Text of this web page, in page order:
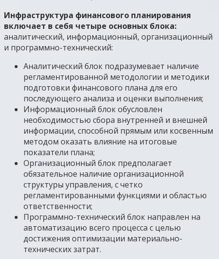
Инфраструктура финансового планирования
включает в себя четыре основных блока:
аналитический, информационный, организационный
и программно-технический:
Аналитический блок подразумевает наличие
регламентированной методологии и методики
подготовки финансового плана для его
последующего анализа и оценки выполнения;
Информационный блок обусловлен
необходимостью сбора внутренней и внешней
информации, способной прямым или косвенным
методом оказать влияние на итоговые
показатели плана;
Организационный блок предполагает
обязательное наличие организационной
структуры управления, с четко
регламентированными функциями и областью
ответственности;
Программно-технический блок направлен на
автоматизацию всего процесса с целью
достижения оптимизации материально-
технических затрат.